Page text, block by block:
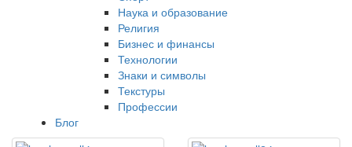
Наука и образование
Религия
Бизнес и финансы
Технологии
Знаки и символы
Текстуры
Профессии
Блог